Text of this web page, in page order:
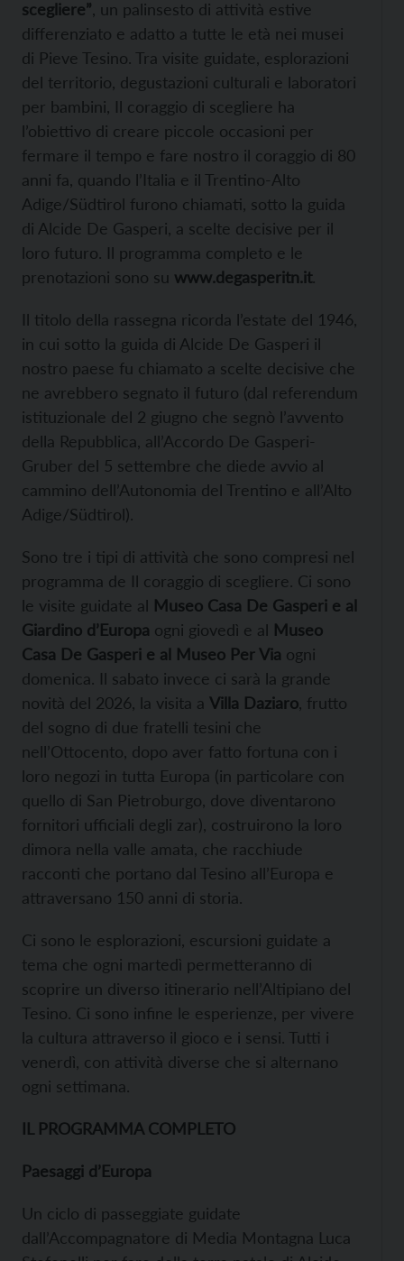
scegliere” , un palinsesto di attività estive
differenziato e adatto a tutte le età nei musei
di Pieve Tesino. Tra visite guidate, esplorazioni
del territorio, degustazioni culturali e laboratori
per bambini, Il coraggio di scegliere ha
l’obiettivo di creare piccole occasioni per
fermare il tempo e fare nostro il coraggio di 80
anni fa, quando l’Italia e il Trentino-Alto
Adige/Südtirol furono chiamati, sotto la guida
di Alcide De Gasperi, a scelte decisive per il
loro futuro. Il programma completo e le
prenotazioni sono su www.degasperitn.it.
Il titolo della rassegna ricorda l’estate del 1946,
in cui sotto la guida di Alcide De Gasperi il
nostro paese fu chiamato a scelte decisive che
ne avrebbero segnato il futuro (dal referendum
istituzionale del 2 giugno che segnò l’avvento
della Repubblica, all’Accordo De Gasperi-
Gruber del 5 settembre che diede avvio al
cammino dell’Autonomia del Trentino e all’Alto
Adige/Südtirol).
Sono tre i tipi di attività che sono compresi nel
programma de Il coraggio di scegliere. Ci sono
le visite guidate al Museo Casa De Gasperi e al
Giardino d’Europa ogni giovedì e al Museo
Casa De Gasperi e al Museo Per Via ogni
domenica. Il sabato invece ci sarà la grande
novità del 2026, la visita a Villa Daziaro , frutto
del sogno di due fratelli tesini che
nell’Ottocento, dopo aver fatto fortuna con i
loro negozi in tutta Europa (in particolare con
quello di San Pietroburgo, dove diventarono
fornitori ufficiali degli zar), costruirono la loro
dimora nella valle amata, che racchiude
racconti che portano dal Tesino all’Europa e
attraversano 150 anni di storia.
Ci sono le esplorazioni, escursioni guidate a
tema che ogni martedì permetteranno di
scoprire un diverso itinerario nell’Altipiano del
Tesino. Ci sono infine le esperienze, per vivere
la cultura attraverso il gioco e i sensi. Tutti i
venerdì, con attività diverse che si alternano
ogni settimana.
IL PROGRAMMA COMPLETO
Paesaggi d’Europa
Un ciclo di passeggiate guidate
dall’Accompagnatore di Media Montagna Luca